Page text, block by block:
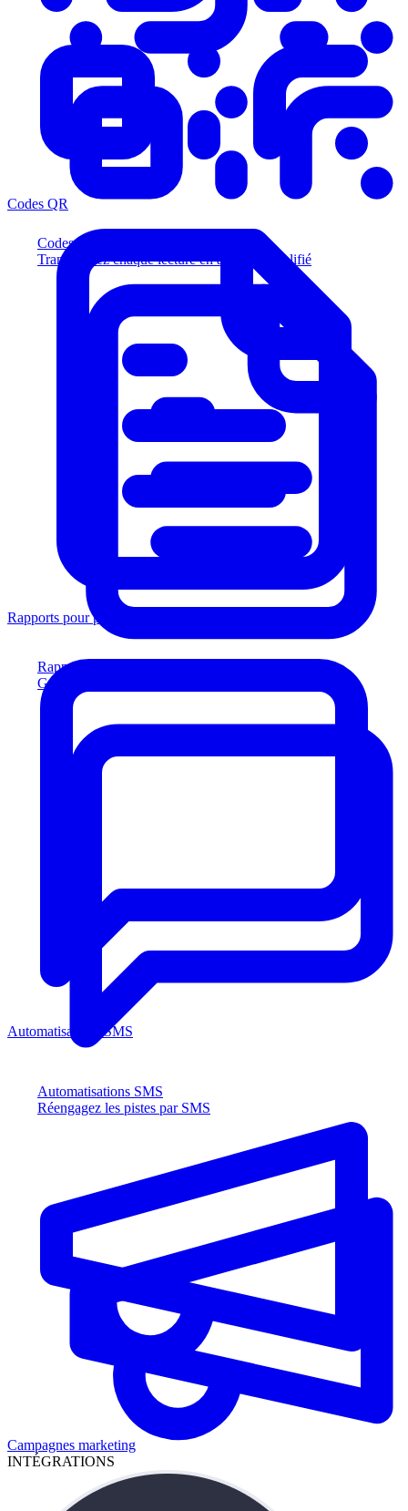
Codes QR
Transformez chaque lecture en acheteur qualifié
Rapports pour prêteurs
Générez des rapports conformes aux prêteurs
Automatisations SMS
Réengagez les pistes par SMS
Codes QR
Rapports pour prêteurs
Automatisations SMS
Campagnes marketing
INTÉGRATIONS